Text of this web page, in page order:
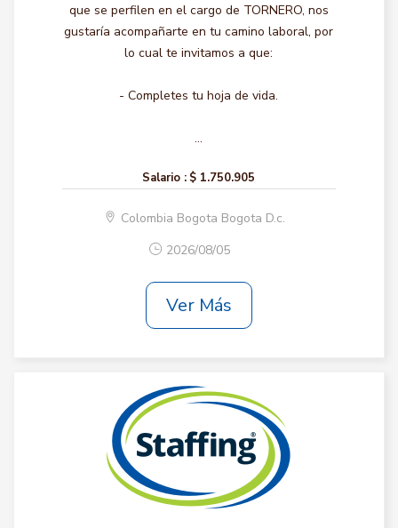
que se perfilen en el cargo de TORNERO, nos
gustaría acompañarte en tu camino laboral, por
lo cual te invitamos a que:
- Completes tu hoja de vida.
...
Salario : $ 1.750.905
Colombia Bogota Bogota D.c.
2026/08/05
Ver Más